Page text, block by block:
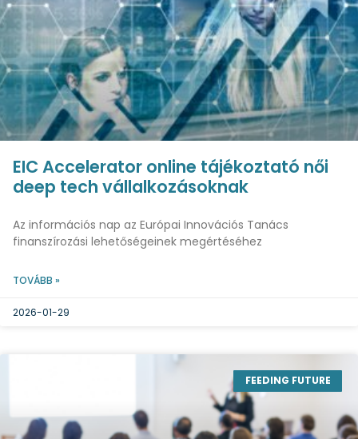
EIC Accelerator online tájékoztató női
deep tech vállalkozásoknak
Az információs nap az Európai Innovációs Tanács
finanszírozási lehetőségeinek megértéséhez
TOVÁBB »
2026-01-29
FEEDING FUTURE